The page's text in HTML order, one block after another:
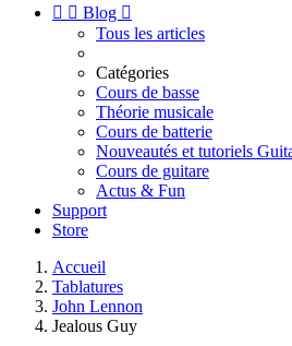
  Blog 
Tous les articles
Catégories
Cours de basse
Théorie musicale
Cours de batterie
Nouveautés et tutoriels
Cours de guitare
Actus & Fun
Support
Store
Accueil
Tablatures
John Lennon
Jealous Guy